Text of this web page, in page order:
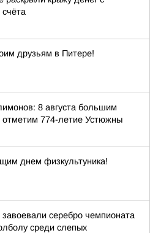
счёта
друзьям в Питере!
8 августа большим
отметим 774-летие Устюжны
днем физкультуника!
завоевали серебро чемпионата
среди слепых